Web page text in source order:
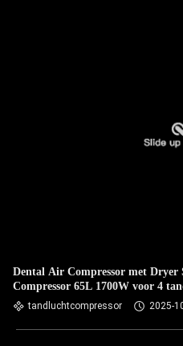
Dental Air Compressor met
Compressor 65L 1700W voor 4
Stoeltandluchtcompressor 2025-